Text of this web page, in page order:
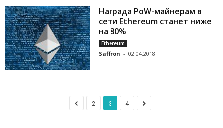
Награда PoW-майнерам в
сети Ethereum станет ниже
на 80%
Ethereum
Saffron - 02.04.2018
2 3 4